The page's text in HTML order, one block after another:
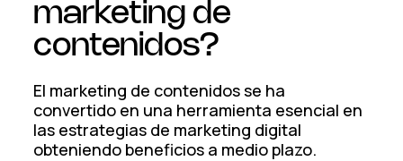
marketing de
contenidos?
El marketing de contenidos se ha
convertido en una herramienta esencial en
las estrategias de marketing digital
obteniendo beneficios a medio plazo.